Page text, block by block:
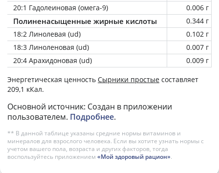
20:1 Гадолеиновая (омега-9)
0.006 г
Полиненасыщенные жирные кислоты
0.344 г
18:2 Линолевая (ud)
0.102 г
18:3 Линоленовая (ud)
0.007 г
20:4 Арахидоновая (ud)
0.009 г
Энергетическая ценность Сырники простые составляет
209,1 кКал.
Основной источник: Создан в приложении
пользователем. Подробнее.
** В данной таблице указаны средние нормы витаминов и
минералов для взрослого человека. Если вы хотите узнать нормы с
учетом вашего пола, возраста и других факторов, тогда
воспользуйтесь приложением «Мой здоровый рацион».